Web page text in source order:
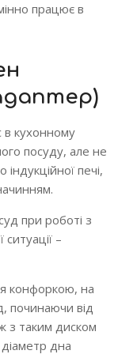
працює в
в кухонному
посуду, але не
печі,
при роботі з
–
конфоркою, на
починаючи від
з таким диском
дна